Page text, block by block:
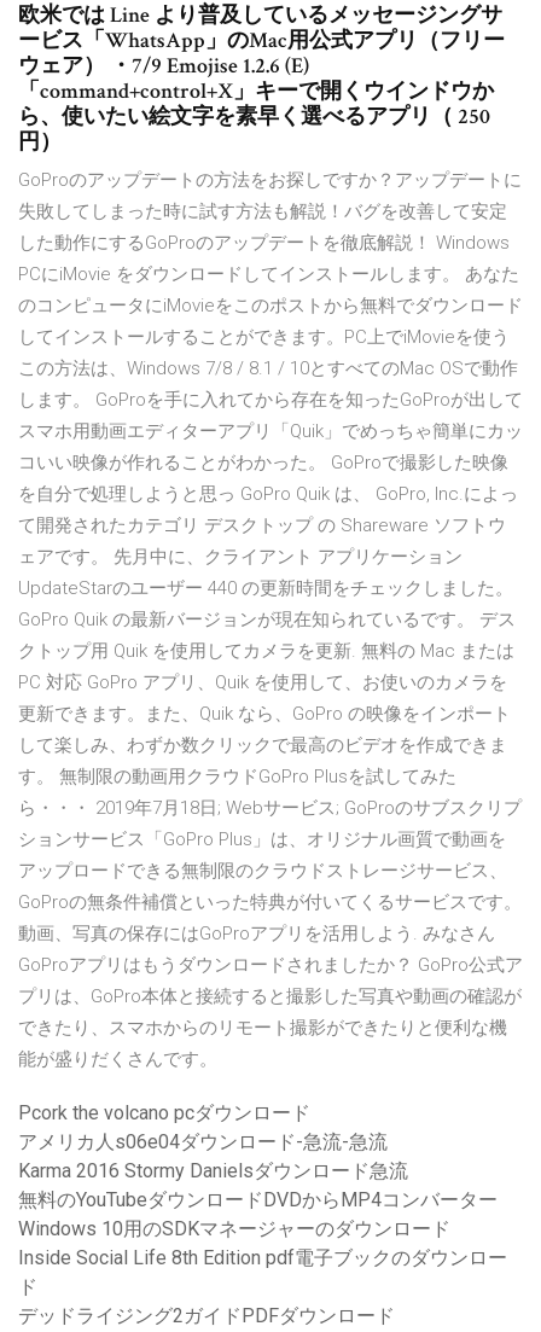
欧米では Line より普及しているメッセージングサ
ービス「WhatsApp」のMac用公式アプリ（フリー
ウェア） ・7/9 Emojise 1.2.6 (E)
「command+control+X」キーで開くウインドウか
ら、使いたい絵文字を素早く選べるアプリ（ 250
円）
GoProのアップデートの方法をお探しですか？アップデートに
失敗してしまった時に試す方法も解説！バグを改善して安定
した動作にするGoProのアップデートを徹底解説！ Windows
PCにiMovie をダウンロードしてインストールします。 あなた
のコンピュータにiMovieをこのポストから無料でダウンロード
してインストールすることができます。PC上でiMovieを使う
この方法は、Windows 7/8 / 8.1 / 10とすべてのMac OSで動作
します。 GoProを手に入れてから存在を知ったGoProが出して
スマホ用動画エディターアプリ「Quik」でめっちゃ簡単にカッ
コいい映像が作れることがわかった。 GoProで撮影した映像
を自分で処理しようと思っ GoPro Quik は、 GoPro, Inc.によっ
て開発されたカテゴリ デスクトップ の Shareware ソフトウ
ェアです。 先月中に、クライアント アプリケーション
UpdateStarのユーザー 440 の更新時間をチェックしました。
GoPro Quik の最新バージョンが現在知られているです。 デス
クトップ用 Quik を使用してカメラを更新. 無料の Mac または
PC 対応 GoPro アプリ、Quik を使用して、お使いのカメラを
更新できます。また、Quik なら、GoPro の映像をインポート
して楽しみ、わずか数クリックで最高のビデオを作成できま
す。 無制限の動画用クラウドGoPro Plusを試してみた
ら・・・ 2019年7月18日; Webサービス; GoProのサブスクリプ
ションサービス「GoPro Plus」は、オリジナル画質で動画を
アップロードできる無制限のクラウドストレージサービス、
GoProの無条件補償といった特典が付いてくるサービスです。
動画、写真の保存にはGoProアプリを活用しよう. みなさん
GoProアプリはもうダウンロードされましたか？ GoPro公式ア
プリは、GoPro本体と接続すると撮影した写真や動画の確認が
できたり、スマホからのリモート撮影ができたりと便利な機
能が盛りだくさんです。
Pcork the volcano pcダウンロード
アメリカ人s06e04ダウンロード-急流-急流
Karma 2016 Stormy Danielsダウンロード急流
無料のYouTubeダウンロードDVDからMP4コンバーター
Windows 10用のSDKマネージャーのダウンロード
Inside Social Life 8th Edition pdf電子ブックのダウンロー
ド
デッドライジング2ガイドPDFダウンロード